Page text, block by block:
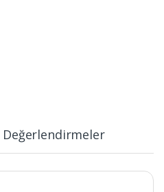
Değerlendirmeler